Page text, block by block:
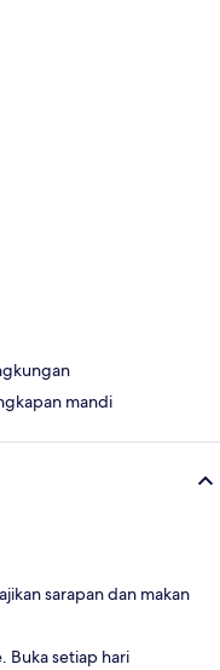
mandi
sarapan dan makan
Buka setiap hari